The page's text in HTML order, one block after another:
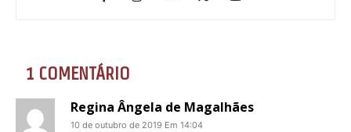
1 COMENTÁRIO
Regina Ângela de Magalhães
10 de outubro de 2019 Em 14:04